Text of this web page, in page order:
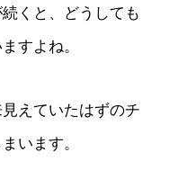
くと、どうしても
すよね。
えていたはずのチ
います。